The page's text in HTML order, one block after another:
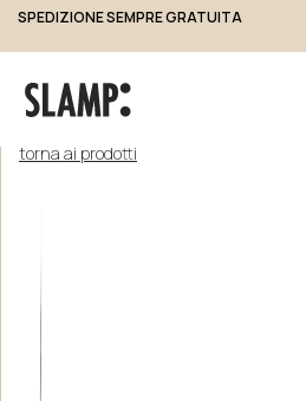
SPEDIZIONE SEMPRE GRATUITA
torna ai prodotti